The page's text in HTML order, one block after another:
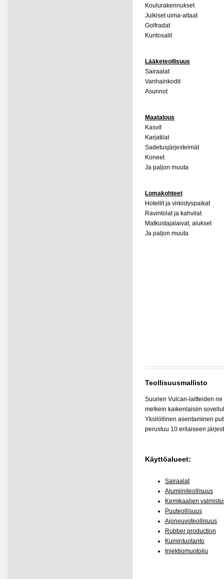
Koulurakennukset
Julkiset uima-altaat
Golfradat
Kuntosalit
Lääketeollisuus
Sairaalat
Vanhainkodit
Asunnot
Maatalous
Kasvit
Karjatilat
Sadetusjärjestelmät
Koneet
Ja paljon muuta
Lomakohteet
Hotellit ja virkistyspaikat
Ravintolat ja kahvilat
Matkustajalaivat, alukset
Ja paljon muuta
Teollisuusmallisto
Suurien Vulcan-laitteiden
melkein kaikenlaisiin
Yksilöllinen asentaminen
perustuu 10 erilaiseen
Käyttöalueet:
Sairaalat
Alumiiniteollisuus
Kemikaalien
Puuteollisuus
Ajoneuvoteollisuus
Rubber production
Kumintuotanto
Injektiomuotoilu